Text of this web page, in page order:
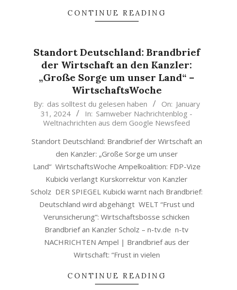
CONTINUE READING
Standort Deutschland: Brandbrief
der Wirtschaft an den Kanzler:
„Große Sorge um unser Land“ –
WirtschaftsWoche
2024-
By: das solltest du gelesen haben On: January
31, 2024
In: Samweber Nachrichtenblog -
Weltnachrichten aus dem Google Newsfeed
Standort Deutschland: Brandbrief der Wirtschaft an
den Kanzler: „Große Sorge um unser
Land“ WirtschaftsWoche Ampelkoalition: FDP-Vize
Kubicki verlangt Kurskorrektur von Kanzler
Scholz DER SPIEGEL Kubicki warnt nach Brandbrief:
Deutschland wird abgehängt WELT “Frust und
Verunsicherung”: Wirtschaftsbosse schicken
Brandbrief an Kanzler Scholz – n-tv.de n-tv
NACHRICHTEN Ampel | Brandbrief aus der
Wirtschaft: “Frust in vielen
CONTINUE READING